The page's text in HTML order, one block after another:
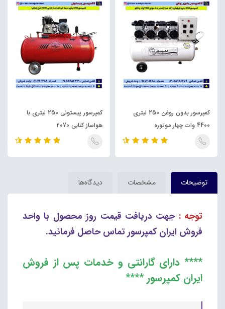
کمپرسور بدون روغن 250 لیتری
4400 وات چهار موتوره
کمپرسور پیستونی 250 لیتری با
هواساز کتابی 2070
توضیحات مشخصات دیدگاه‌ها
توجه : جهت دریافت قیمت روز محصول با واحد
فروش ایران کمپرسور تماس حاصل فرمائید.
**** دارای گارانتی و خدمات پس از فروش
ایران کمپرسور ****